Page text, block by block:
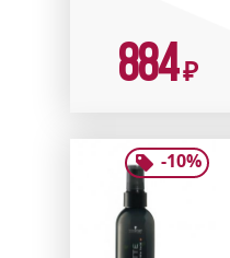
884₽
-10%